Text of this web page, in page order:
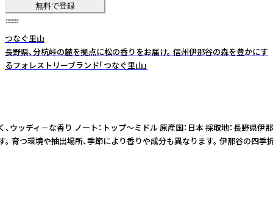
無料で登録
つなぐ里山
長野県、分杭峠の麓を拠点に松の香りをお届け。 信州伊那谷の森を豊かにす
るフォレストリーブランド「つなぐ里山」
－な香り ノート：トップ〜ミドル 原産国：日本 採取地：長野県
環境や抽出場所、季節により香りや成分も異なります。 伊那谷の四季折